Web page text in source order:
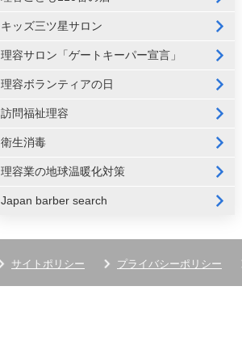
キッズ三ツ星サロン
理容サロン「ゲートキーパー宣言」
理容ボランティアの日
訪問福祉理容
衛生消毒
理容業の地球温暖化対策
Japan barber search
サイトポリシー プライバシーポリシー